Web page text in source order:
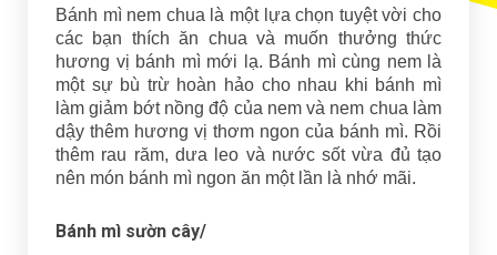
Bánh mì nem chua là một lựa chọn tuyệt vời cho
các bạn thích ăn chua và muốn thưởng thức
hương vị bánh mì mới lạ. Bánh mì cùng nem là
một sự bù trừ hoàn hảo cho nhau khi bánh mì
làm giảm bớt nồng độ của nem và nem chua làm
dậy thêm hương vị thơm ngon của bánh mì. Rồi
thêm rau răm, dưa leo và nước sốt vừa đủ tạo
nên món bánh mì ngon ăn một lần là nhớ mãi.
Bánh mì sườn cây/